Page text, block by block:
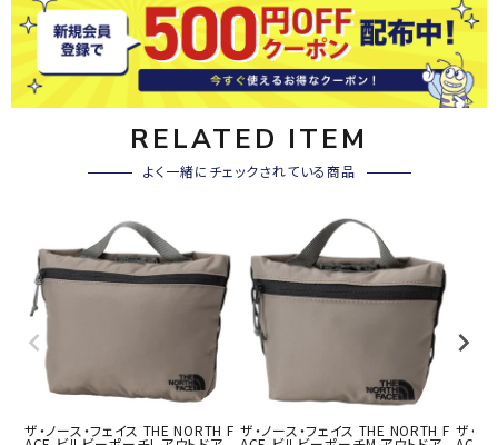
RELATED ITEM
よく一緒にチェックされている商品
ザ・ノース・フェイス THE NORTH F ザ・ノース・フェイス THE NORTH F ザ・ノ